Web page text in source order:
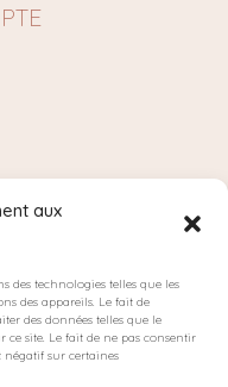
aux
des technologies telles que les
des appareils. Le fait de
des données telles que le
site. Le fait de ne pas consentir
sur certaines